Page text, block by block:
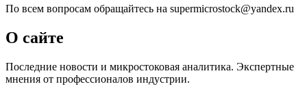
По всем вопросам обращайтесь на supermicrostock@yandex.ru
О сайте
Последние новости и микростоковая аналитика. Экспертные
мнения от профессионалов индустрии.